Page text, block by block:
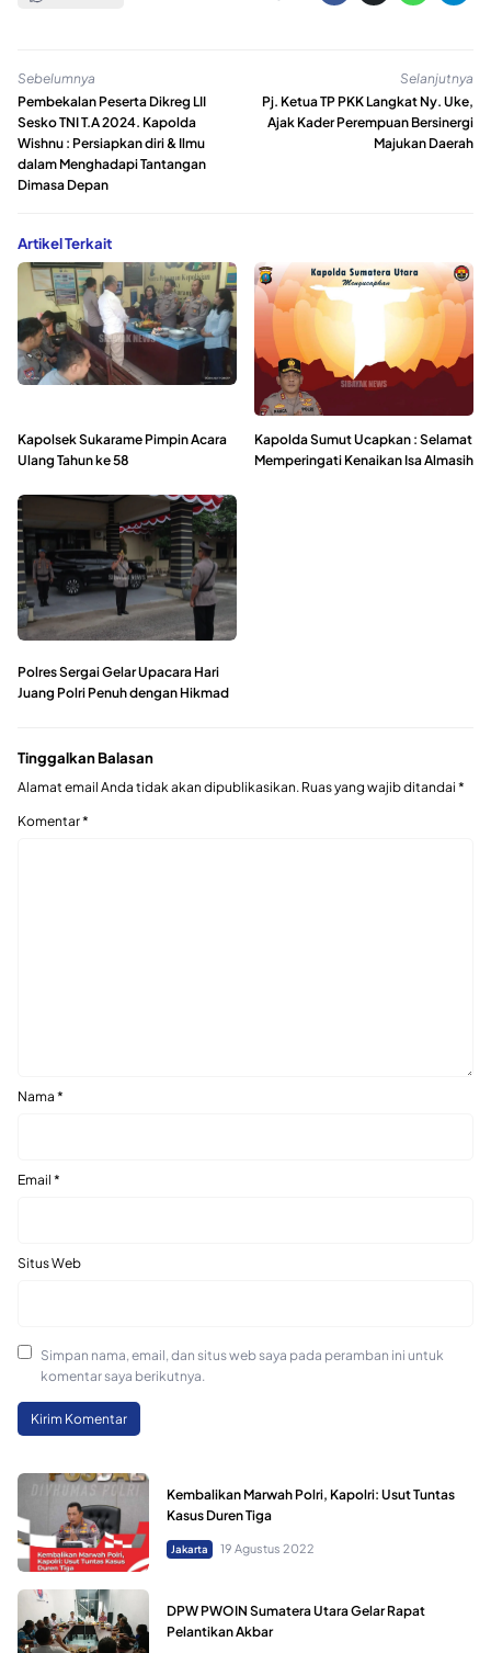
Sebelumnya
Pembekalan Peserta Dikreg LII
Sesko TNI T.A 2024. Kapolda
Wishnu : Persiapkan diri & Ilmu
dalam Menghadapi Tantangan
Dimasa Depan
Selanjutnya
Pj. Ketua TP PKK Langkat Ny. Uke,
Ajak Kader Perempuan Bersinergi
Majukan Daerah
Artikel Terkait
Kapolsek Sukarame Pimpin Acara
Ulang Tahun ke 58
Kapolda Sumut Ucapkan : Selamat
Memperingati Kenaikan Isa Almasih
Polres Sergai Gelar Upacara Hari
Juang Polri Penuh dengan Hikmad
Tinggalkan Balasan
Alamat email Anda tidak akan dipublikasikan. Ruas yang wajib ditandai *
Komentar*
Nama *
Email *
Situs Web
Simpan nama, email, dan situs web saya pada peramban ini untuk
komentar saya berikutnya.
Kembalikan Marwah Polri, Kapolri: Usut Tuntas
Kasus Duren Tiga
Jakarta 19 Agustus 2022
DPW PWOIN Sumatera Utara Gelar Rapat
Pelantikan Akbar